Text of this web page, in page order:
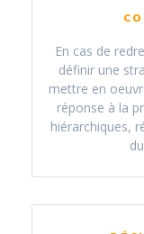
En cas de
définir une
mettre en
réponse à la
hiérarchiques,